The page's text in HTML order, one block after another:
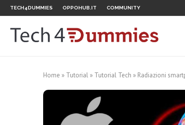
TECH4DUMMIES OPPOHUB.IT COMMUNITY
Home » Tutorial » Tutorial Tech » Radiazioni